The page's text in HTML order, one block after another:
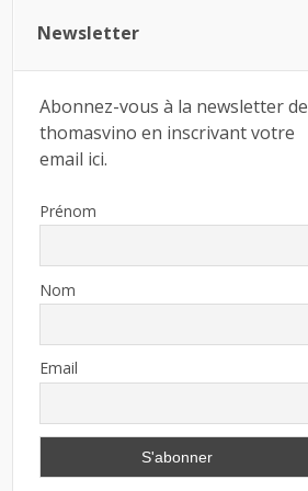
Newsletter
Abonnez-vous à la newsletter de
thomasvino en inscrivant votre
email ici.
Prénom
Nom
Email